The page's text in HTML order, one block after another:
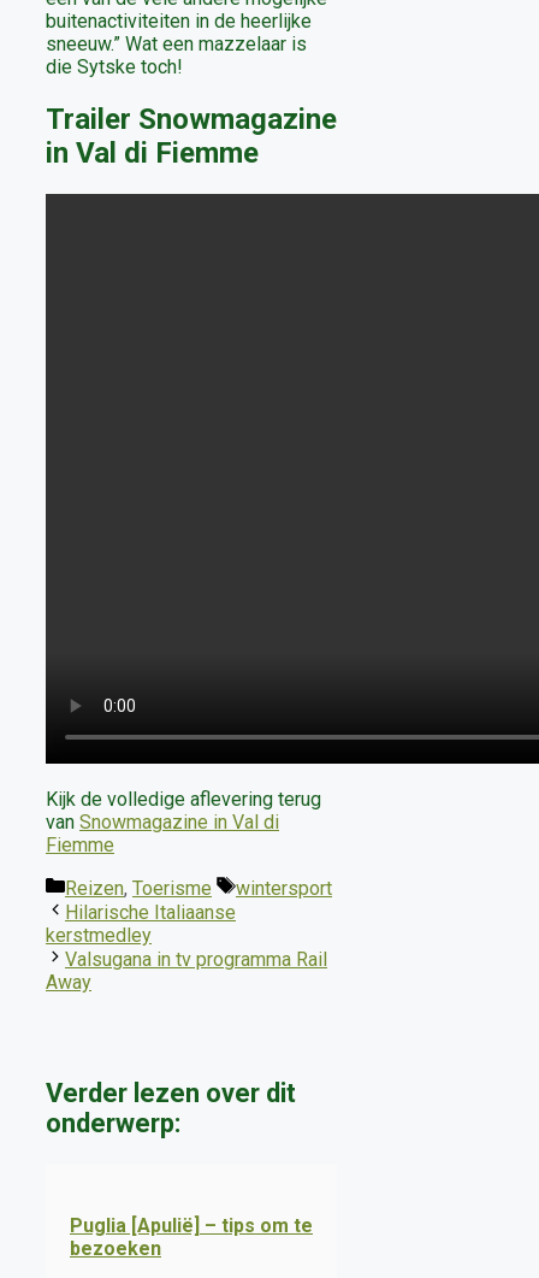
buitenactiviteiten in de heerlijke
sneeuw.” Wat een mazzelaar is
die Sytske toch!
Trailer Snowmagazine
in Val di Fiemme
Kijk de volledige aflevering terug
van Snowmagazine in Val di
Fiemme
Categorieën
Reizen, Toerisme Tags
wintersport
Hilarische Italiaanse
kerstmedley
Valsugana in tv programma Rail
Away
Verder lezen over dit
onderwerp:
Puglia [Apulië] – tips om te
bezoeken